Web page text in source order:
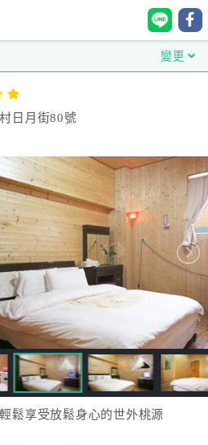
變更
日月街80號
鬆享受放鬆身心的世外桃源